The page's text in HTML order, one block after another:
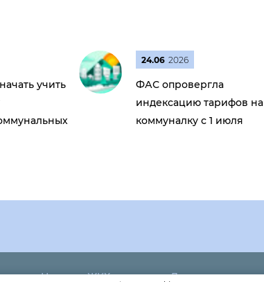
учить
24.06 2026
ФАС опровергла
индексацию тарифов на
коммуналку с 1 июля
Новости ЖКХ Дома